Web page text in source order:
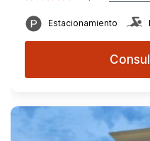
Estacionamiento